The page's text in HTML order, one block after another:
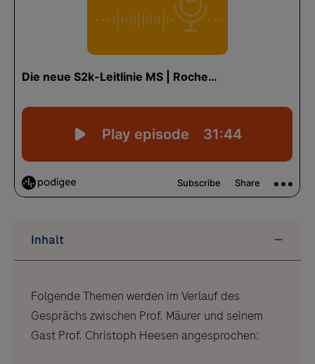
Folgende Themen werden im Verlauf des
Gesprächs zwischen Prof. Mäurer und seinem
Gast Prof. Christoph Heesen angesprochen: